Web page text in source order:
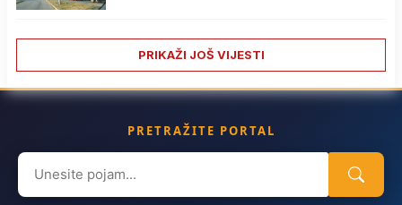
PRIKAŽI JOŠ VIJESTI
PRETRAŽITE PORTAL
Search
for: